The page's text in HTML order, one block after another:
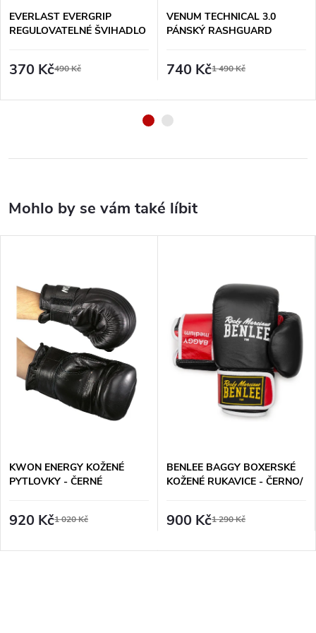
EVERLAST EVERGRIP
REGULOVATELNÉ ŠVIHADLO
370 Kč490 Kč
VENUM TECHNICAL 3.0
PÁNSKÝ RASHGUARD
740 Kč1 490 Kč
KWON ENERGY KOŽENÉ
PYTLOVKY - ČERNÉ
920 Kč1 020 Kč
BENLEE BAGGY BOXERSKÉ
KOŽENÉ RUKAVICE - ČERNO/
900 Kč1 290 Kč